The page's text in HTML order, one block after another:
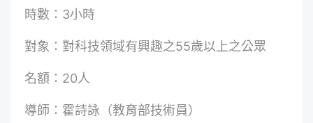
時數：3小時
對象：對科技領域有興趣之55歲以上之公眾
名額：20人
導師：霍詩詠（教育部技術員）